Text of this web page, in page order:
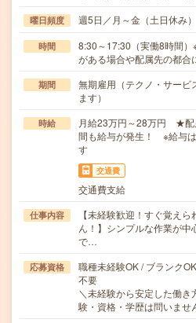
曜日頻度 週5日／月～金（土日休み）
時間
8:30～17:30（実働8時間
がある場合や配属先の都
期間
無期雇用（テクノ・サービ
ます）
時給
月給23万円～28万円 ★配
間も給与が発生！ ※給与
す
交通費
交通費支給
仕事内容
【未経験歓迎！すぐ覚え
ん！】シンプルな作業が中
で…
応募資格
職種未経験OK / ブランク
不要
＼未経験から安定した働
験・資格・学歴は問いま